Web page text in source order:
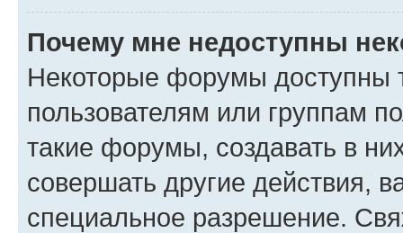
Почему мне недоступны
Некоторые форумы доступны
пользователям или группам
такие форумы, создавать в
совершать другие действия,
специальное разрешение.